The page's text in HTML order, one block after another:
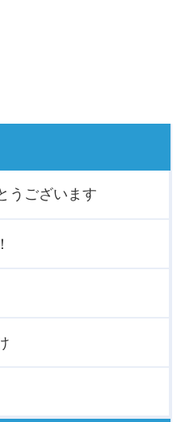
うございます